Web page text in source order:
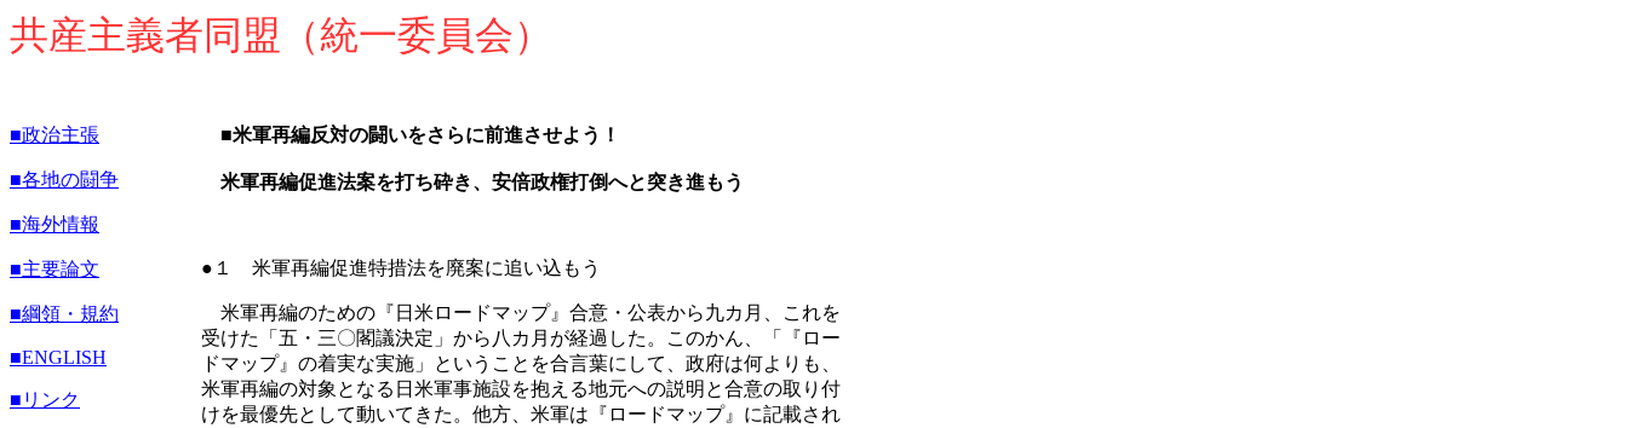
共産主義者同盟（統一委員会）
■政治主張
■各地の闘争
■海外情報
■主要論文
■綱領・規約
■ENGLISH
■リンク
■米軍再編反対の闘いをさらに前進させよう！
米軍再編促進法案を打ち砕き、安倍政権打倒へと突き進もう
●１ 米軍再編促進特措法を廃案に追い込もう
米軍再編のための『日米ロードマップ』合意・公表から九カ月、これを
受けた「五・三〇閣議決定」から八カ月が経過した。このかん、「『ロー
ドマップ』の着実な実施」ということを合言葉にして、政府は何よりも、
米軍再編の対象となる日米軍事施設を抱える地元への説明と合意の取り付
けを最優先として動いてきた。他方、米軍は『ロードマップ』に記載され